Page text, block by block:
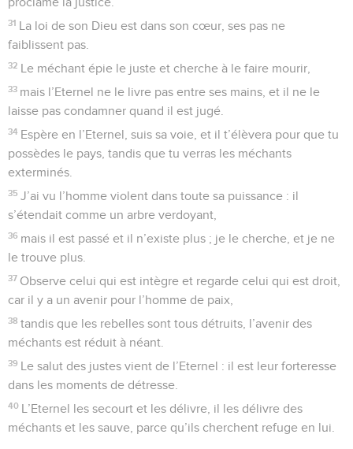
31
La loi de son Dieu est dans son cœur, ses pas ne
faiblissent pas.
32 Le méchant épie le juste et cherche à le faire mourir,
33 mais l’Eternel ne le livre pas entre ses mains, et il ne le
laisse pas condamner quand il est jugé.
34 Espère en l’Eternel, suis sa voie, et il t’élèvera pour que tu
possèdes le pays, tandis que tu verras les méchants
exterminés.
35 J’ai vu l’homme violent dans toute sa puissance : il
s’étendait comme un arbre verdoyant,
36 mais il est passé et il n’existe plus ; je le cherche, et je ne
le trouve plus.
37 Observe celui qui est intègre et regarde celui qui est droit,
car il y a un avenir pour l’homme de paix,
38 tandis que les rebelles sont tous détruits, l’avenir des
méchants est réduit à néant.
39
Le salut des justes vient de l’Eternel : il est leur forteresse
dans les moments de détresse.
40
L’Eternel les secourt et les délivre, il les délivre des
méchants et les sauve, parce qu’ils cherchent refuge en lui.